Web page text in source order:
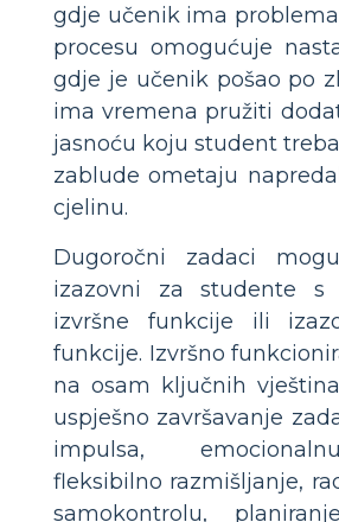
gdje učenik ima
procesu omogućuje
gdje je učenik pošao po
ima vremena pružiti
jasnoću koju student
zablude ometaju
cjelinu.
Dugoročni zadaci
izazovni za studente s
izvršne funkcije ili
funkcije. Izvršno
na osam ključnih
uspješno završavanje
impulsa,
fleksibilno razmišljanje,
samokontrolu,